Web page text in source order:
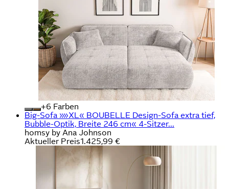
+
Farben
Big-Sofa »»XL« BOUBELLE Design-Sofa extra tief,
Bubble-Optik, Breite 246 cm« 4-Sitzer...
homsy by Ana Johnson
Aktueller Preis1.425,99 €